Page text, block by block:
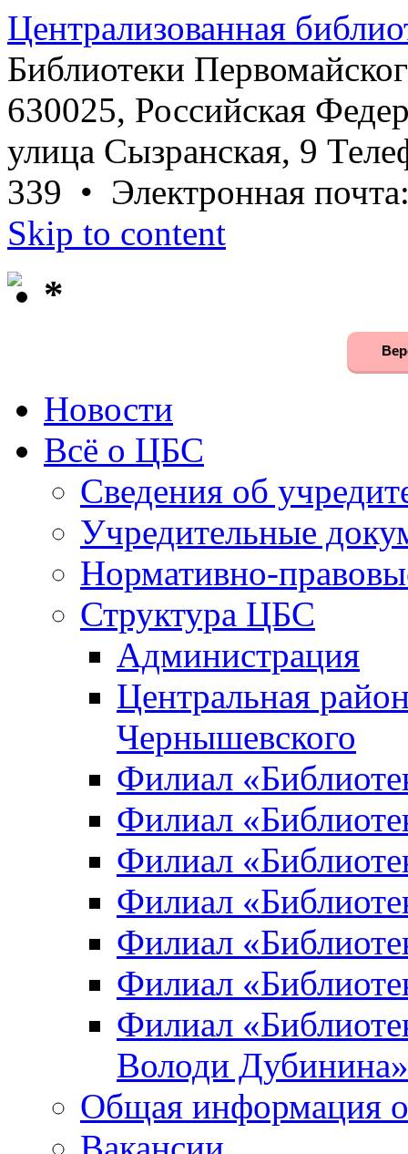
Централизованная
Библиотеки
630025, Российская
улица Сызранская, 9
339 • Электронная
Skip to content
*
Новости
Всё о ЦБС
Сведения об
Учредительные
Нормативно-
Структура ЦБС
Администрация
Центральная
Чернышевского
Филиал
Филиал
Филиал
Филиал
Филиал
Филиал
Филиал
Володи Дубинина»
Общая информация